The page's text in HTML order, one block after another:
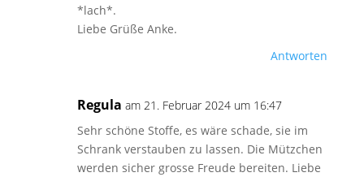
*lach*.
Liebe Grüße Anke.
Antworten
Regula am 21. Februar 2024 um 16:47
Sehr schöne Stoffe, es wäre schade, sie im
Schrank verstauben zu lassen. Die Mützchen
werden sicher grosse Freude bereiten. Liebe